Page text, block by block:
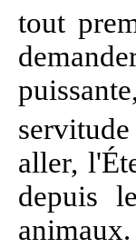
tout
aller,
depuis